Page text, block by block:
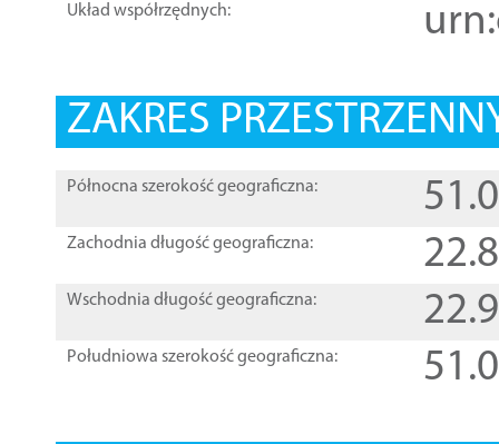
Układ współrzędnych:
ZAKRES
Północna szerokość geograficzna:
Zachodnia długość geograficzna:
Wschodnia długość geograficzna:
Południowa szerokość geograficzna: